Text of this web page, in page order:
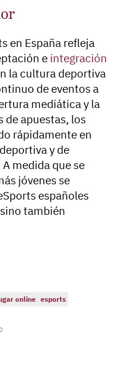
en España refleja
e integración
la cultura deportiva
de eventos a
mediática y la
apuestas, los
rápidamente en
y de
medida que se
jóvenes se
españoles
también
online esports